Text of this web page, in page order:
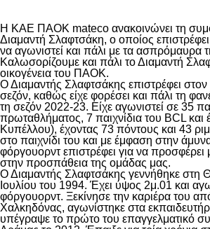
Η ΚΑΕ ΠΑΟΚ mateco ανακοινώνει τη
Διαμαντή Σλαφτσάκη, ο οποίος
να αγωνιστεί και πάλι με τα ασπρόμαυρα
Καλωσορίζουμε και πάλι το Διαμαντή
οικογένεια του ΠΑΟΚ.
Ο Διαμαντής Σλαφτσάκης επιστρέφει
σεζόν, καθώς είχε φορέσει και πάλι τη
τη σεζόν 2022-23. Είχε αγωνιστεί σε 35
πρωταθλήματος, 7 παιχνίδια του BCL και
Κυπέλλου), έχοντας 73 πόντους και 43
στο παιχνίδι του και με έμφαση στην
φόργουορντ επιστρέφει για να προσφέρει
στην προσπάθεια της ομάδας μας.
Ο Διαμαντής Σλαφτσάκης γεννήθηκε στη
Ιουλίου του 1994. Έχει ύψος 2μ.01 και
φόργουορντ. Ξεκίνησε την καριέρα του
Χαλκηδόνας, αγωνίστηκε στα
υπέγραψε το πρώτο του επαγγελματικό